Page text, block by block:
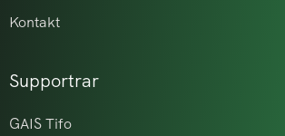
Kontakt
Supportrar
GAIS Tifo